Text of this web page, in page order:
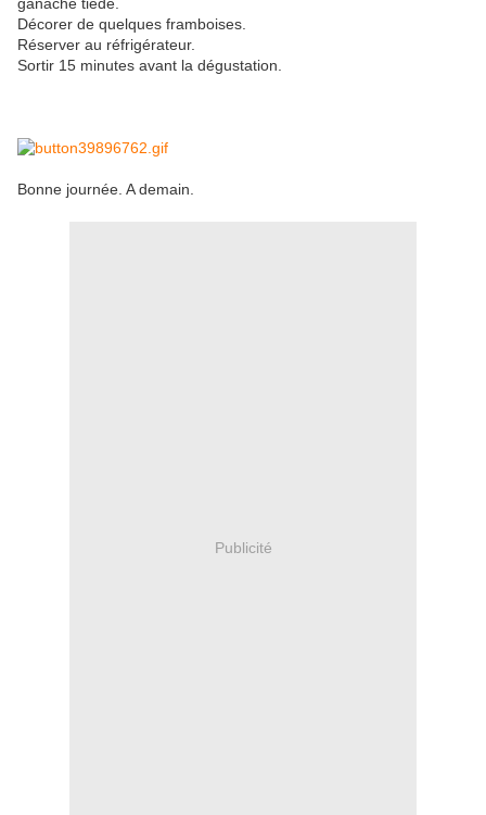
Décorer de quelques framboises.
Réserver au réfrigérateur.
Sortir 15 minutes avant la dégustation.
Bonne journée. A demain.
Publicité